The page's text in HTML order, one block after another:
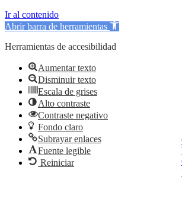
Ir al contenido
Abrir barra de herramientas
Herramientas de accesibilidad
Aumentar texto
Disminuir texto
Escala de grises
Alto contraste
Contraste negativo
Fondo claro
Subrayar enlaces
Fuente legible
Reiniciar